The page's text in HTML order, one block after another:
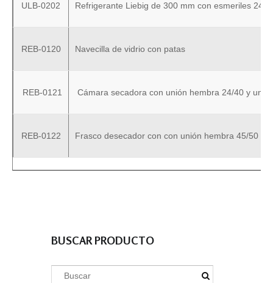
ULB-0202 Refrigerante Liebig de 300 mm con esmeriles 24/
REB-0120 Navecilla de vidrio con patas
REB-0121 Cámara secadora con unión hembra 24/40 y
REB-0122 Frasco desecador con con unión hembra 45/50
BUSCAR PRODUCTO